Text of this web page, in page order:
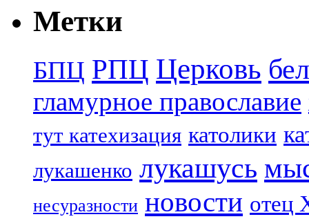
Метки
БПЦ РПЦ Церковь
гламурное православие
тут катехизация католики
лукашенко лукашусь
несуразности новости отец